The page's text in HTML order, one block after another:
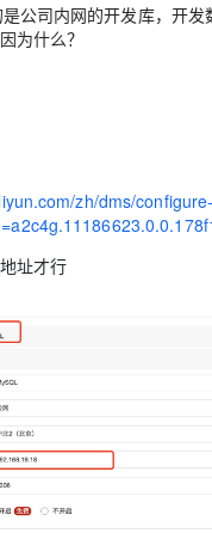
公司内网的开发库，开
为什么？
zh/dms/
址才行